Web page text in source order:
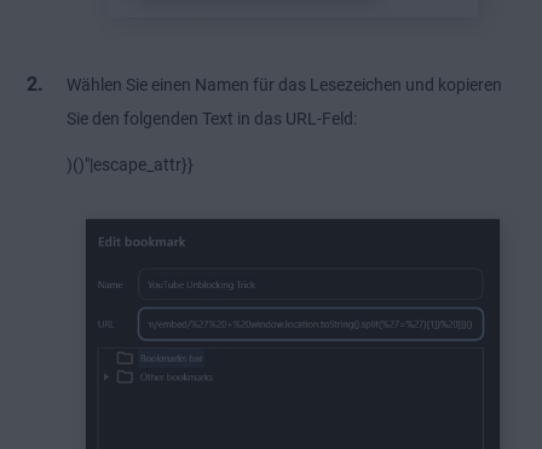
Wählen Sie einen Namen für das Lesezeichen und kopieren
Sie den folgenden Text in das URL-Feld:
)()"|escape_attr}}